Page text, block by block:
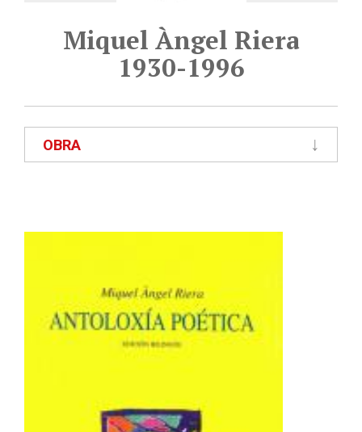
Miquel Àngel Riera
1930-1996
OBRA